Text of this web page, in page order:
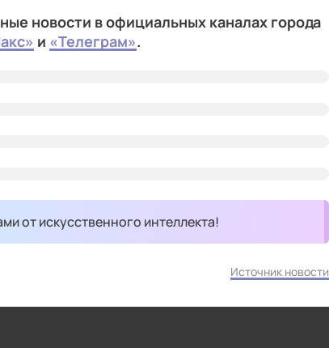
новости в официальных каналах города
и «Телеграм».
от искусственного интеллекта!
Источник новости